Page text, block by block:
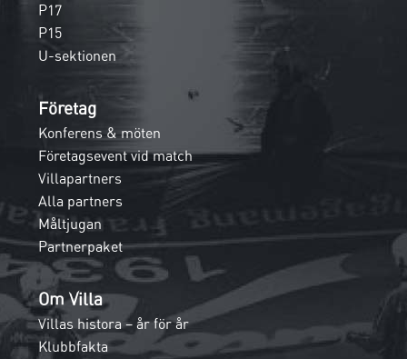
P17
P15
U-sektionen
Företag
Konferens & möten
Företagsevent vid match
Villapartners
Alla partners
Måltjugan
Partnerpaket
Om Villa
Villas histora – år för år
Klubbfakta